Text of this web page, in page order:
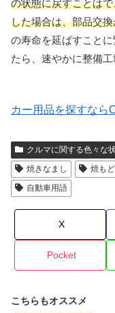
の状態に戻すことは
した場合は、部品交
の寿命を延ばすこと
たら、速やかに整備工
カー用品を探すなら
クルマに関する色々な
焼きなまし
焼も
自動車用語
X
Pocket
こちらもオススメ